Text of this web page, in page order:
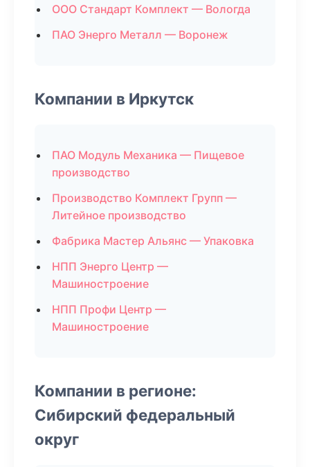
ООО Стандарт Комплект — Вологда
ПАО Энерго Металл — Воронеж
Компании в Иркутск
ПАО Модуль Механика — Пищевое
производство
Производство Комплект Групп —
Литейное производство
Фабрика Мастер Альянс — Упаковка
НПП Энерго Центр —
Машиностроение
НПП Профи Центр —
Машиностроение
Компании в регионе:
Сибирский федеральный
округ